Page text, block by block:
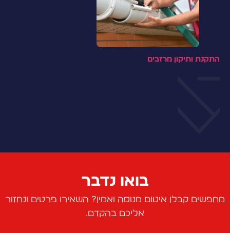
התקנת ותיקון מרזבים
בואו נדבר
מחפשים קבלן איטום מנוסה ואמין? השאירו פרטים ונחזור
אליכם בהקדם.